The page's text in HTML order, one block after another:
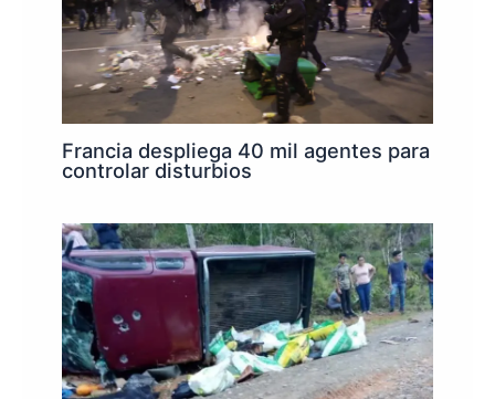
Francia despliega 40 mil agentes para
controlar disturbios